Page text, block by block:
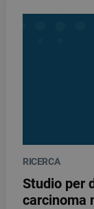
RICERCA
Studio per
carcinoma